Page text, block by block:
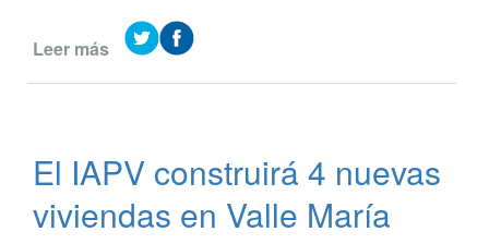
Leer más de
El IAPV construirá 4 nuevas
viviendas en Valle María